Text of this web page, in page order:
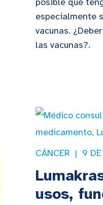
especialmente
vacunas.
las vacunas?.
CÁNCER 9
usos,